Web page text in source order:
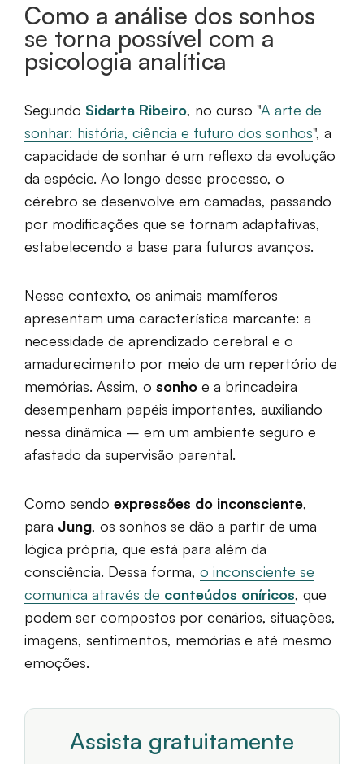
Como a análise dos sonhos
se torna possível com a
psicologia analítica
Segundo Sidarta Ribeiro, no curso "A arte de
sonhar: história, ciência e futuro dos sonhos", a
capacidade de sonhar é um reflexo da evolução
da espécie. Ao longo desse processo, o
cérebro se desenvolve em camadas, passando
por modificações que se tornam adaptativas,
estabelecendo a base para futuros avanços.
Nesse contexto, os animais mamíferos
apresentam uma característica marcante: a
necessidade de aprendizado cerebral e o
amadurecimento por meio de um repertório de
memórias. Assim, o sonho e a brincadeira
desempenham papéis importantes, auxiliando
nessa dinâmica – em um ambiente seguro e
afastado da supervisão parental.
Como sendo expressões do inconsciente,
para Jung, os sonhos se dão a partir de uma
lógica própria, que está para além da
consciência. Dessa forma, o inconsciente se
comunica através de conteúdos oníricos, que
podem ser compostos por cenários, situações,
imagens, sentimentos, memórias e até mesmo
emoções.
Assista gratuitamente